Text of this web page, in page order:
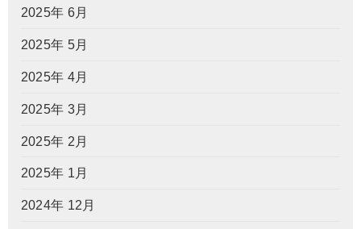
2025年 6月
2025年 5月
2025年 4月
2025年 3月
2025年 2月
2025年 1月
2024年 12月